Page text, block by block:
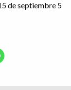
de septiembre 5